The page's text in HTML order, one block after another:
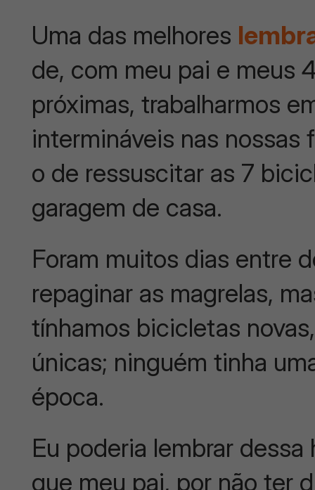
Uma das melhores
de, com meu pai e meus
próximas, trabalharmos
intermináveis nas
o de ressuscitar as 7
garagem de casa.
Foram muitos dias entre
repaginar as magrelas,
tínhamos bicicletas
únicas; ninguém tinha
época.
Eu poderia lembrar
que meu pai, por não ter